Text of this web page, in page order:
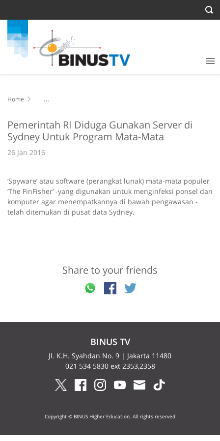
Home
Pemerintah RI Diduga Gunakan Server di
Sydney Untuk Program Mata-Mata
26 Jan 2016
‘Spyware’ atau software (perangkat lunak) mata-mata populer
‘The FinFisher’ -yang digunakan untuk menginfeksi ponsel dan
komputer agar menempatkannya di bawah pengawasan -
telah ditemukan di pusat data Sydney.
Share to your friends
BINUS TV
Jl. K.H. Syahdan No. 9 | Jakarta 11480
021 534 5830 ext 2353,2358
Copyright © BINUS Higher Education. All rights reserved